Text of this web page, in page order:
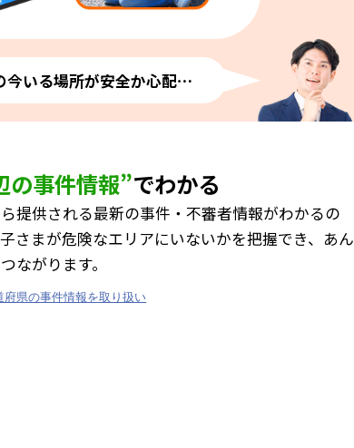
今いる場所が安全か心配⋯
の事件情報”でわかる
提供される最新の事件・不審者情報がわかるの
さまが危険なエリアにいないかを把握でき、あん
ながります。
府県の事件情報を取り扱い